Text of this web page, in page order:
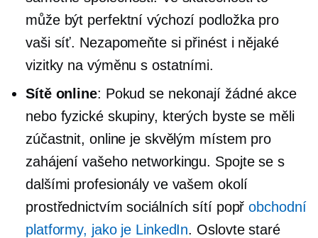
může být perfektní výchozí podložka pro
vaši síť. Nezapomeňte si přinést i nějaké
vizitky na výměnu s ostatními.
Sítě online: Pokud se nekonají žádné akce
nebo fyzické skupiny, kterých byste se měli
zúčastnit, online je skvělým místem pro
zahájení vašeho networkingu. Spojte se s
dalšími profesionály ve vašem okolí
prostřednictvím sociálních sítí popřobchodní
platformy, jako je LinkedIn. Oslovte staré